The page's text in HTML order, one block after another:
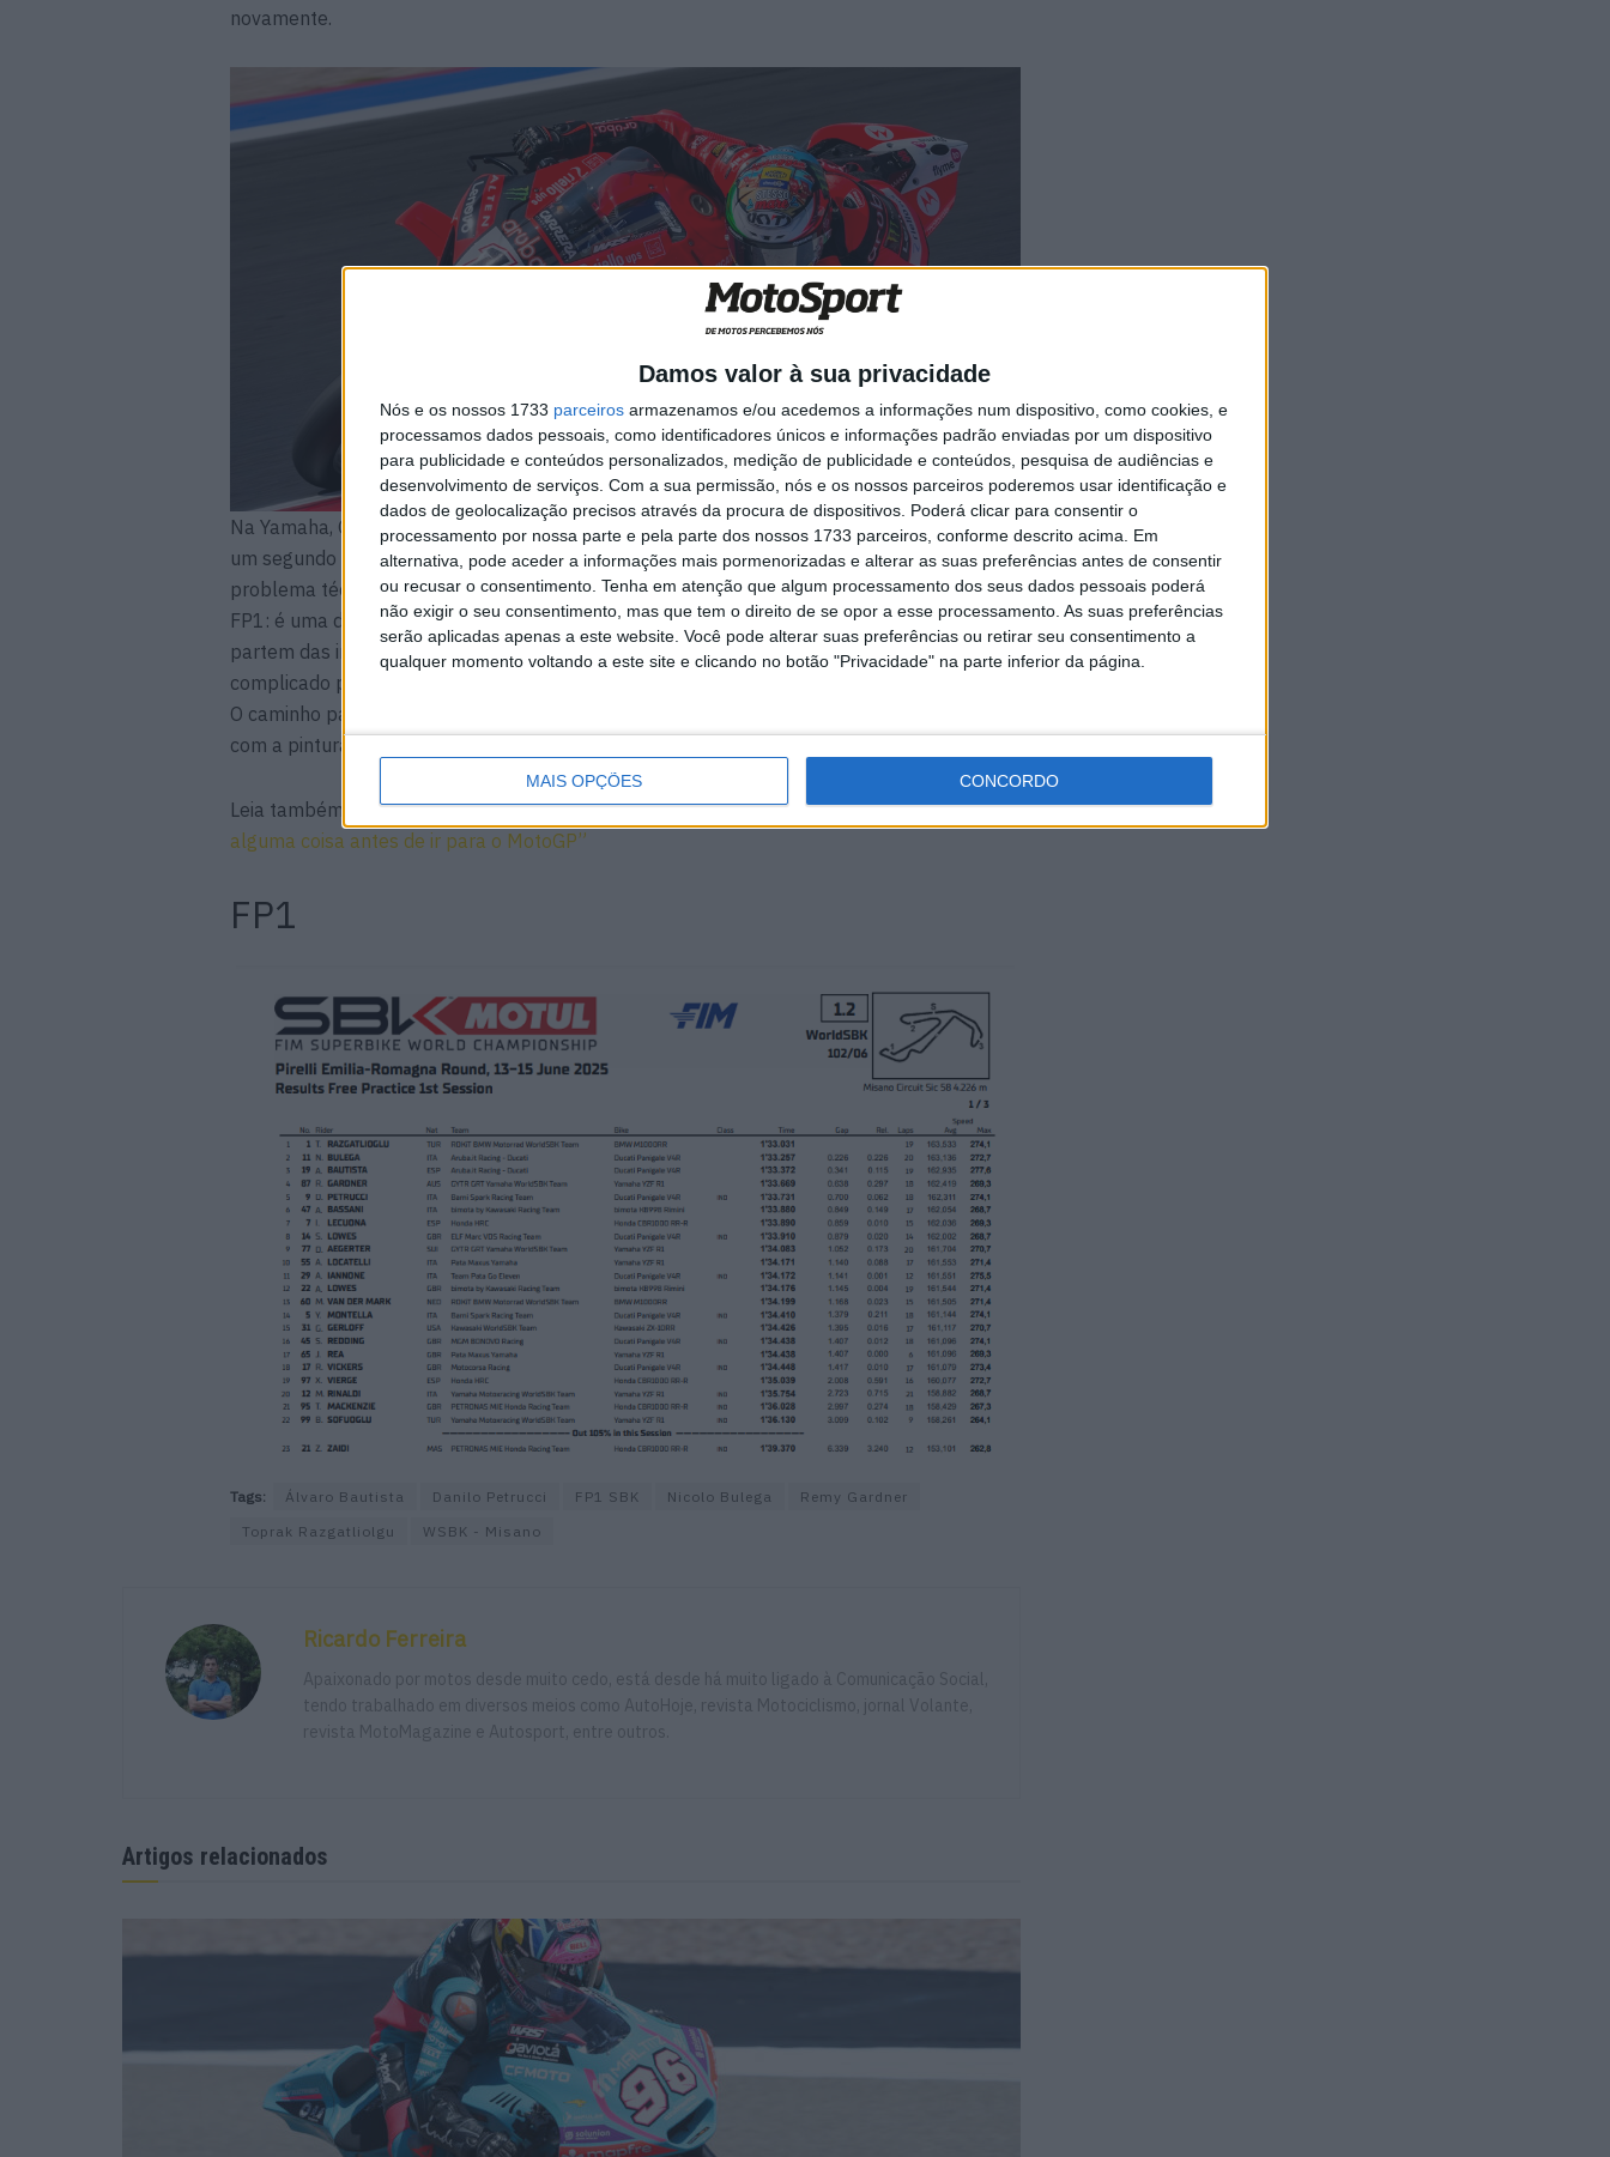
Damos valor à sua privacidade
Nós e os nossos 1733 parceiros armazenamos e/ou acedemos a informações num dispositivo, como cookies, e
processamos dados pessoais, como identificadores únicos e informações padrão enviadas por um dispositivo
para publicidade e conteúdos personalizados, medição de publicidade e conteúdos, pesquisa de audiências e
desenvolvimento de serviços. Com a sua permissão, nós e os nossos parceiros poderemos usar identificação e
dados de geolocalização precisos através da procura de dispositivos. Poderá clicar para consentir o
processamento por nossa parte e pela parte dos nossos 1733 parceiros, conforme descrito acima. Em
alternativa, pode aceder a informações mais pormenorizadas e alterar as suas preferências antes de consentir
ou recusar o consentimento. Tenha em atenção que algum processamento dos seus dados pessoais poderá
não exigir o seu consentimento, mas que tem o direito de se opor a esse processamento. As suas preferências
serão aplicadas apenas a este website. Você pode alterar suas preferências ou retirar seu consentimento a
qualquer momento voltando a este site e clicando no botão "Privacidade" na parte inferior da página.
MAIS OPÇÕES CONCORDO
novamente.
Na Yamaha, Gardner aguentou a pressão, mas Locatelli está apenas em décimo (mais de
um segundo atrás), enquanto Jonathan Rea encostou a sua R1 mais cedo devido a um
problema técnico. Danilo Petrucci, o quarto mais rápido, terminou a sete décimas nesta
FP1: é uma diferença muito significativa numa pista como Misano, onde, aliás, todos
partem das indicações obtidas nos dois dias de testes do mês passado. Está a ser
complicado para os independentes, Andrea Iannone, que foi o décimo primeiro mais rápido.
O caminho para o pódio parece particularmente árduo. O mesmo vale para a Bimota, aqui
com a pintura tricolor: Axel Bassani foi o sexto classificado.
Leia também:
WSBK, Razgatlioglu: “É o meu último ano na BMW e preciso de lhes dar
alguma coisa antes de ir para o MotoGP”
FP1
Tags: Álvaro Bautista Danilo Petrucci FP1 SBK Nicolo Bulega
Remy Gardner
Toprak Razgatliolgu
WSBK - Misano
Ricardo Ferreira
Apaixonado por motos desde muito cedo, está desde há muito ligado à Comunicação Social,
tendo trabalhado em diversos meios como AutoHoje, revista Motociclismo, jornal Volante,
revista MotoMagazine e Autosport, entre outros.
Artigos relacionados